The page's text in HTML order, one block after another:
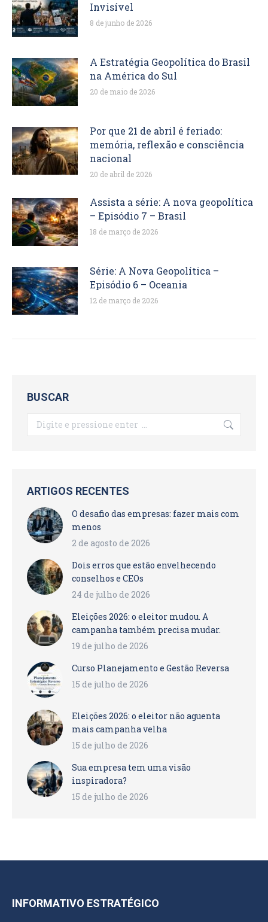
Invisível
8 de junho de 2026
A Estratégia Geopolítica do Brasil
na América do Sul
20 de maio de 2026
Por que 21 de abril é feriado:
memória, reflexão e consciência
nacional
20 de abril de 2026
Assista a série: A nova geopolítica
– Episódio 7 – Brasil
18 de março de 2026
Série: A Nova Geopolítica –
Episódio 6 – Oceania
12 de março de 2026
BUSCAR
Search:
ARTIGOS RECENTES
O desafio das empresas: fazer mais com
menos
2 de agosto de 2026
Dois erros que estão envelhecendo
conselhos e CEOs
24 de julho de 2026
Eleições 2026: o eleitor mudou. A
campanha também precisa mudar.
19 de julho de 2026
Curso Planejamento e Gestão Reversa
15 de julho de 2026
Eleições 2026: o eleitor não aguenta
mais campanha velha
15 de julho de 2026
Sua empresa tem uma visão
inspiradora?
15 de julho de 2026
INFORMATIVO ESTRATÉGICO